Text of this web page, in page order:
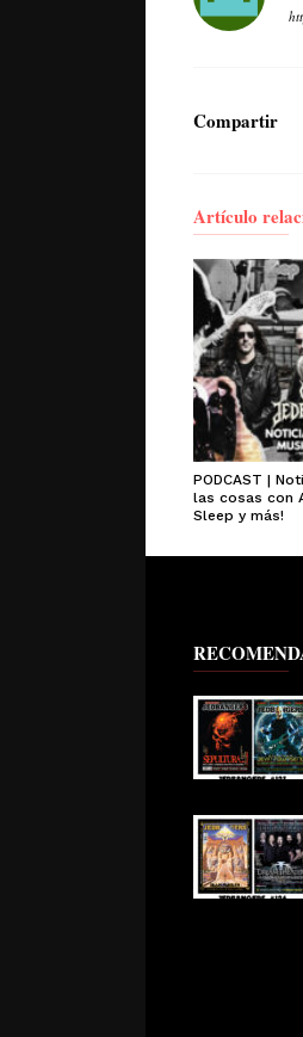
Compartir
Artículo
PODCAST |
las cosas con
Sleep y más!